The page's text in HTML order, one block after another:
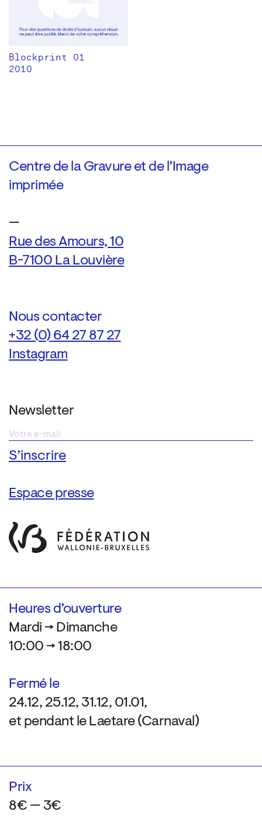
Blockprint 01
2010
Centre de la Gravure et de l’Image
imprimée
—
Rue des Amours, 10
B-7100 La Louvière
Nous contacter
+32 (0) 64 27 87 27
Instagram
Newsletter
Espace presse
Heures d’ouverture
Mardi → Dimanche
10:00 → 18:00
Fermé le
24.12, 25.12, 31.12, 01.01,
et pendant le Laetare (Carnaval)
Prix
8€ — 3€